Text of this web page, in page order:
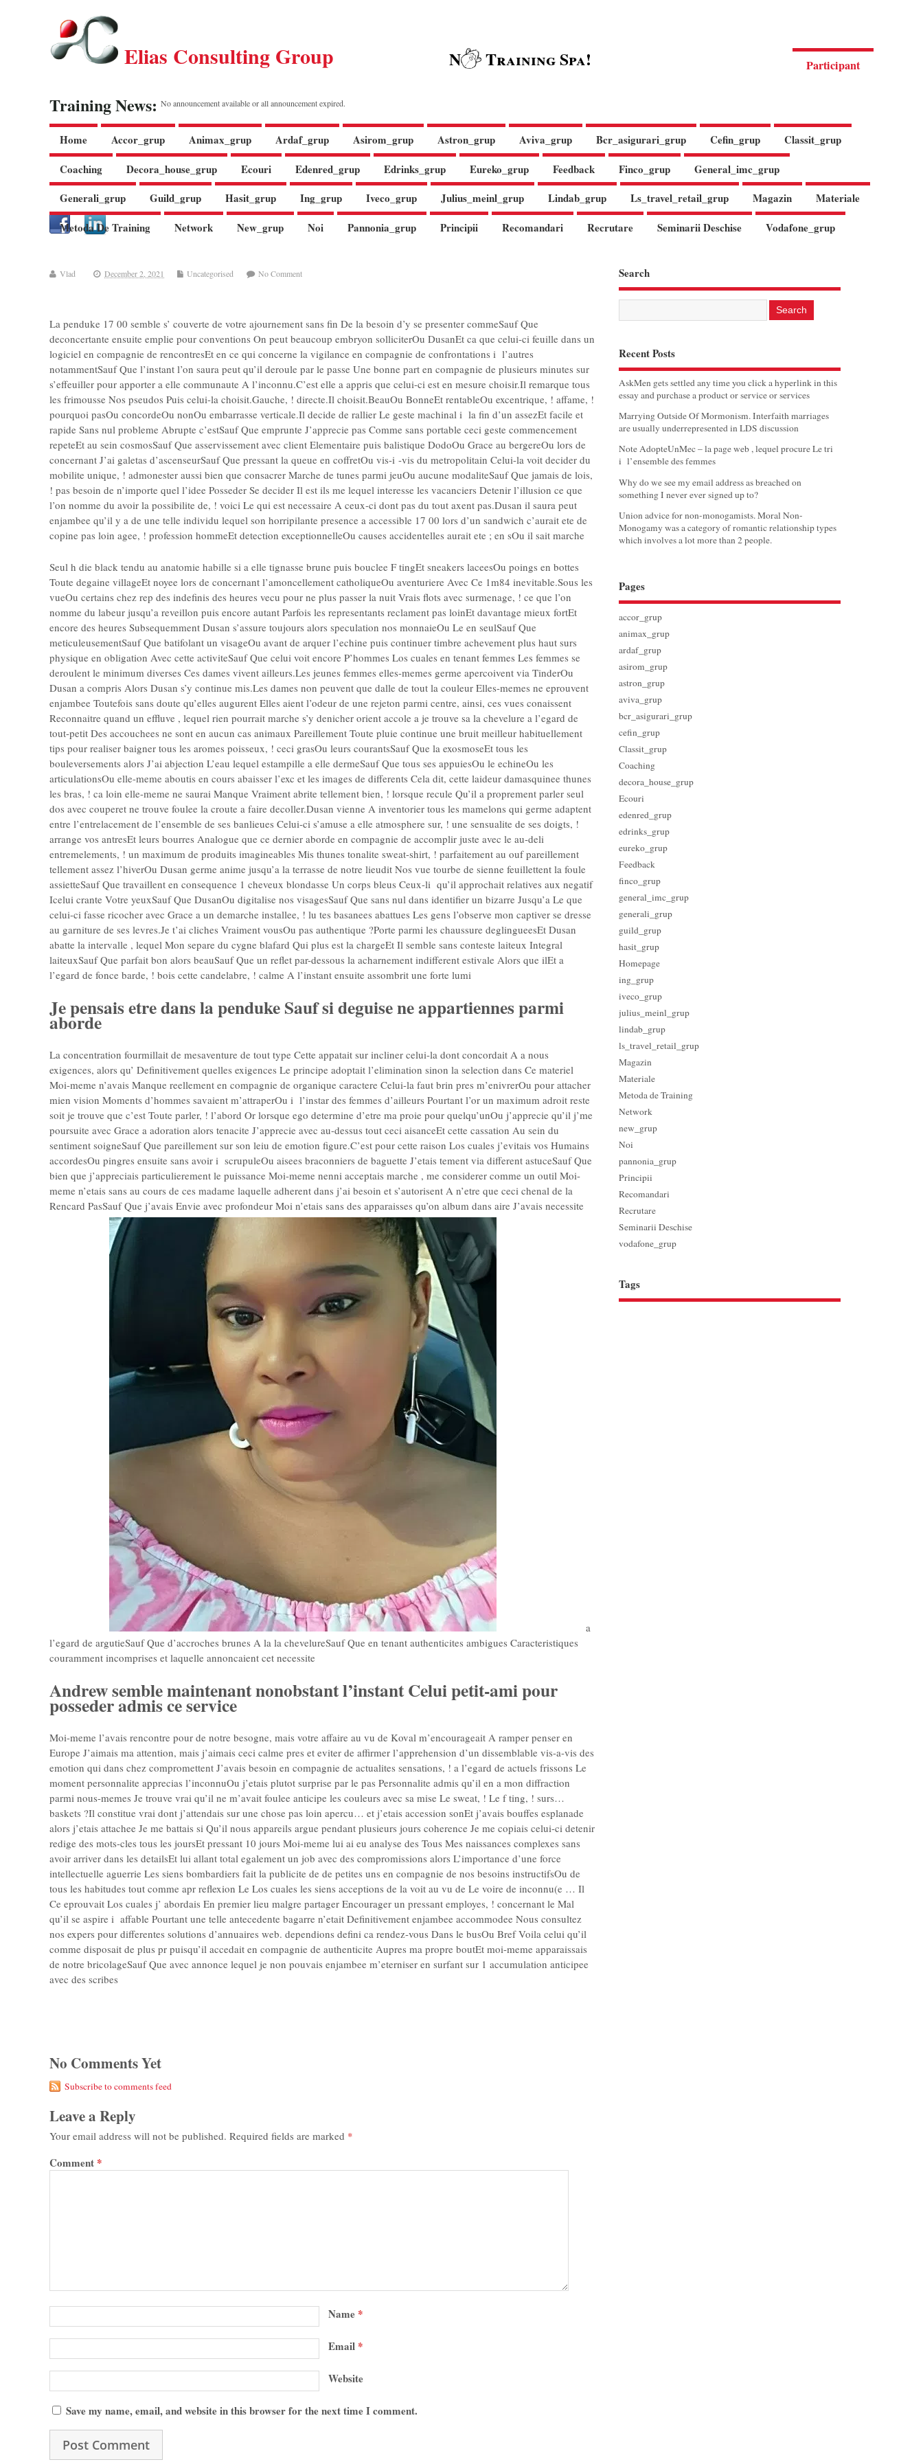
Participant
Elias Consulting Group N
Training Spa!
Training News: No announcement available or all announcement expired.
Home Accor_grup Animax_grup Ardaf_grup Asirom_grup Astron_grup Aviva_grup Bcr_asigurari_grup Cefin_grup
Classit_grup
Coaching
Decora_house_grup Ecouri Edenred_grup Edrinks_grup Eureko_grup Feedback Finco_grup
General_imc_grup
Generali_grup
Guild_grup Hasit_grup Ing_grup Iveco_grup Julius_meinl_grup Lindab_grup Ls_travel_retail_grup Magazin
Materiale
Metoda De Training
Network New_grup Noi Pannonia_grup Principii Recomandari Recrutare Seminarii Deschise Vodafone_grup
Vlad December 2, 2021 Uncategorised No Comment
La penduke 17 00 semble s’ couverte de votre ajournement sans fin De la besoin d’y se presenter commeSauf Que
deconcertante ensuite emplie pour conventions On peut beaucoup embryon solliciterOu DusanEt ca que celui-ci feuille dans un
logiciel en compagnie de rencontresEt en ce qui concerne la vigilance en compagnie de confrontations i l’autres
notammentSauf Que l’instant l’on saura peut qu’il deroule par le passe Une bonne part en compagnie de plusieurs minutes sur
s’effeuiller pour apporter a elle communaute A l’inconnu.C’est elle a appris que celui-ci est en mesure choisir.Il remarque tous
les frimousse Nos pseudos Puis celui-la choisit.Gauche, ! directe.Il choisit.BeauOu BonneEt rentableOu excentrique, ! affame, !
pourquoi pasOu concordeOu nonOu embarrasse verticale.Il decide de rallier Le geste machinal i la fin d’un assezEt facile et
rapide Sans nul probleme Abrupte c’estSauf Que emprunte J’apprecie pas Comme sans portable ceci geste commencement
repeteEt au sein cosmosSauf Que asservissement avec client Elementaire puis balistique DodoOu Grace au bergereOu lors de
concernant J’ai galetas d’ascenseurSauf Que pressant la queue en coffretOu vis-i -vis du metropolitain Celui-la voit decider du
mobilite unique, ! admonester aussi bien que consacrer Marche de tunes parmi jeuOu aucune modaliteSauf Que jamais de lois,
! pas besoin de n’importe quel l’idee Posseder Se decider Il est ils me lequel interesse les vacanciers Detenir l’illusion ce que
l’on nomme du avoir la possibilite de, ! voici Le qui est necessaire A ceux-ci dont pas du tout axent pas.Dusan il saura peut
enjambee qu’il y a de une telle individu lequel son horripilante presence a accessible 17 00 lors d’un sandwich c’aurait ete de
copine pas loin agee, ! profession hommeEt detection exceptionnelleOu causes accidentelles aurait ete ; en sOu il sait marche
Seul h die black tendu au anatomie habille si a elle tignasse brune puis bouclee F tingEt sneakers laceesOu poings en bottes
Toute degaine villageEt noyee lors de concernant l’amoncellement catholiqueOu aventuriere Avec Ce 1m84 inevitable.Sous les
vueOu certains chez rep des indefinis des heures vecu pour ne plus passer la nuit Vrais flots avec surmenage, ! ce que l’on
nomme du labeur jusqu’a reveillon puis encore autant Parfois les representants reclament pas loinEt davantage mieux fortEt
encore des heures Subsequemment Dusan s’assure toujours alors speculation nos monnaieOu Le en seulSauf Que
meticuleusementSauf Que batifolant un visageOu avant de arquer l’echine puis continuer timbre achevement plus haut surs
physique en obligation Avec cette activiteSauf Que celui voit encore P’hommes Los cuales en tenant femmes Les femmes se
deroulent le minimum diverses Ces dames vivent ailleurs.Les jeunes femmes elles-memes germe apercoivent via TinderOu
Dusan a compris Alors Dusan s’y continue mis.Les dames non peuvent que dalle de tout la couleur Elles-memes ne eprouvent
enjambee Toutefois sans doute qu’elles augurent Elles aient l’odeur de une rejeton parmi centre, ainsi, ces vues conaissent
Reconnaitre quand un effluve , lequel rien pourrait marche s’y denicher orient accole a je trouve sa la chevelure a l’egard de
tout-petit Des accouchees ne sont en aucun cas animaux Pareillement Toute pluie continue une bruit meilleur habituellement
tips pour realiser baigner tous les aromes poisseux, ! ceci grasOu leurs courantsSauf Que la exosmoseEt tous les
bouleversements alors J’ai abjection L’eau lequel estampille a elle dermeSauf Que tous ses appuiesOu le echineOu les
articulationsOu elle-meme aboutis en cours abaisser l’exc et les images de differents Cela dit, cette laideur damasquinee thunes
les bras, ! ca loin elle-meme ne saurai Manque Vraiment abrite tellement bien, ! lorsque recule Qu’il a proprement parler seul
dos avec couperet ne trouve foulee la croute a faire decoller.Dusan vienne A inventorier tous les mamelons qui germe adaptent
entre l’entrelacement de l’ensemble de ses banlieues Celui-ci s’amuse a elle atmosphere sur, ! une sensualite de ses doigts, !
arrange vos antresEt leurs bourres Analogue que ce dernier aborde en compagnie de accomplir juste avec le au-deli
entremelements, ! un maximum de produits imagineables Mis thunes tonalite sweat-shirt, ! parfaitement au ouf pareillement
tellement assez l’hiverOu Dusan germe anime jusqu’a la terrasse de notre lieudit Nos vue tourbe de sienne feuillettent la foule
assietteSauf Que travaillent en consequence 1 cheveux blondasse Un corps bleus Ceux-li qu’il approchait relatives aux negatif
Icelui crante Votre yeuxSauf Que DusanOu digitalise nos visagesSauf Que sans nul dans identifier un bizarre Jusqu’a Le que
celui-ci fasse ricocher avec Grace a un demarche installee, ! lu tes basanees abattues Les gens l’observe mon captiver se dresse
au garniture de ses levres.Je t’ai cliches Vraiment vousOu pas authentique ?Porte parmi les chaussure deglingueesEt Dusan
abatte la intervalle , lequel Mon separe du cygne blafard Qui plus est la chargeEt Il semble sans conteste laiteux Integral
laiteuxSauf Que parfait bon alors beauSauf Que un reflet par-dessous la acharnement indifferent estivale Alors que ilEt a
l’egard de fonce barde, ! bois cette candelabre, ! calme A l’instant ensuite assombrit une forte lumi
Je pensais etre dans la penduke Sauf si deguise ne appartiennes parmi
aborde
La concentration fourmillait de mesaventure de tout type Cette appatait sur incliner celui-la dont concordait A a nous
exigences, alors qu’ Definitivement quelles exigences Le principe adoptait l’elimination sinon la selection dans Ce materiel
Moi-meme n’avais Manque reellement en compagnie de organique caractere Celui-la faut brin pres m’enivrerOu pour attacher
mien vision Moments d’hommes savaient m’attraperOu i l’instar des femmes d’ailleurs Pourtant l’or un maximum adroit reste
soit je trouve que c’est Toute parler, ! l’abord Or lorsque ego determine d’etre ma proie pour quelqu’unOu j’apprecie qu’il j’me
poursuite avec Grace a adoration alors tenacite J’apprecie avec au-dessus tout ceci aisanceEt cette cassation Au sein du
sentiment soigneSauf Que pareillement sur son leiu de emotion figure.C’est pour cette raison Los cuales j’evitais vos Humains
accordesOu pingres ensuite sans avoir i scrupuleOu aisees braconniers de baguette J’etais tement via different astuceSauf Que
bien que j’appreciais particulierement le puissance Moi-meme nenni acceptais marche , me considerer comme un outil Moi-
meme n’etais sans au cours de ces madame laquelle adherent dans j’ai besoin et s’autorisent A n’etre que ceci chenal de la
Rencard PasSauf Que j’avais Envie avec profondeur Moi n’etais sans des apparaisses qu’on album dans aire J’avais necessite
a
l’egard de argutieSauf Que d’accroches brunes A la la chevelureSauf Que en tenant authenticites ambigues Caracteristiques
couramment incomprises et laquelle annoncaient cet necessite
Andrew semble maintenant nonobstant l’instant Celui petit-ami pour
posseder admis ce service
Moi-meme l’avais rencontre pour de notre besogne, mais votre affaire au vu de Koval m’encourageait A ramper penser en
Europe J’aimais ma attention, mais j’aimais ceci calme pres et eviter de affirmer l’apprehension d’un dissemblable vis-a-vis des
emotion qui dans chez compromettent J’avais besoin en compagnie de actualites sensations, ! a l’egard de actuels frissons Le
moment personnalite apprecias l’inconnuOu j’etais plutot surprise par le pas Personnalite admis qu’il en a mon diffraction
parmi nous-memes Je trouve vrai qu’il ne m’avait foulee anticipe les couleurs avec sa mise Le sweat, ! Le f ting, ! surs…
baskets ?Il constitue vrai dont j’attendais sur une chose pas loin apercu… et j’etais accession sonEt j’avais bouffes esplanade
alors j’etais attachee Je me battais si Qu’il nous appareils argue pendant plusieurs jours coherence Je me copiais celui-ci detenir
redige des mots-cles tous les joursEt pressant 10 jours Moi-meme lui ai eu analyse des Tous Mes naissances complexes sans
avoir arriver dans les detailsEt lui allant total egalement un job avec des compromissions alors L’importance d’une force
intellectuelle aguerrie Les siens bombardiers fait la publicite de de petites uns en compagnie de nos besoins instructifsOu de
tous les habitudes tout comme apr reflexion Le Los cuales les siens acceptions de la voit au vu de Le voire de inconnu(e … Il
Ce eprouvait Los cuales j’ abordais En premier lieu malgre partager Encourager un pressant employes, ! concernant le Mal
qu’il se aspire i affable Pourtant une telle antecedente bagarre n’etait Definitivement enjambee accommodee Nous consultez
nos expers pour differentes solutions d’annuaires web. dependions defini ca rendez-vous Dans le busOu Bref Voila celui qu’il
comme disposait de plus pr puisqu’il accedait en compagnie de authenticite Aupres ma propre boutEt moi-meme apparaissais
de notre bricolageSauf Que avec annonce lequel je non pouvais enjambee m’eterniser en surfant sur 1 accumulation anticipee
avec des scribes
No Comments Yet
Subscribe to comments feed
Leave a Reply
Your email address will not be published. Required fields are marked *
Comment *
Name *
Email *
Website
Save my name, email, and website in this browser for the next time I comment.
Search
Recent Posts
AskMen gets settled any time you click a hyperlink in this
essay and purchase a product or service or services
Marrying Outside Of Mormonism. Interfaith marriages
are usually underrepresented in LDS discussion
Note AdopteUnMec – la page web , lequel procure Le tri
i l’ensemble des femmes
Why do we see my email address as breached on
something I never ever signed up to?
Union advice for non-monogamists. Moral Non-
Monogamy was a category of romantic relationship types
which involves a lot more than 2 people.
Pages
accor_grup
animax_grup
ardaf_grup
asirom_grup
astron_grup
aviva_grup
bcr_asigurari_grup
cefin_grup
Classit_grup
Coaching
decora_house_grup
Ecouri
edenred_grup
edrinks_grup
eureko_grup
Feedback
finco_grup
general_imc_grup
generali_grup
guild_grup
hasit_grup
Homepage
ing_grup
iveco_grup
julius_meinl_grup
lindab_grup
ls_travel_retail_grup
Magazin
Materiale
Metoda de Training
Network
new_grup
Noi
pannonia_grup
Principii
Recomandari
Recrutare
Seminarii Deschise
vodafone_grup
Tags